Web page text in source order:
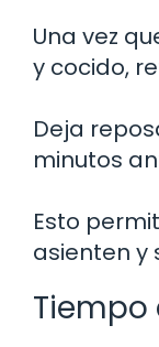
Una vez
y cocido,
Deja
minutos
Esto
asienten y
Tiempo